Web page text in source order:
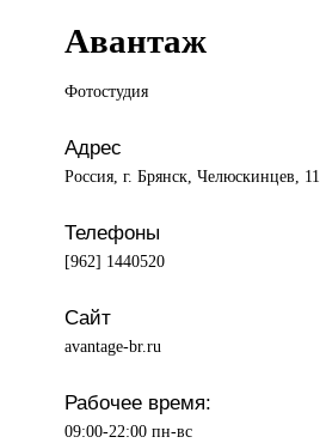
Авантаж
Фотостудия
Адрес
Россия, г. Брянск, Челюскинцев, 11
Телефоны
[962] 1440520
Сайт
avantage-br.ru
Рабочее время:
09:00-22:00 пн-вс